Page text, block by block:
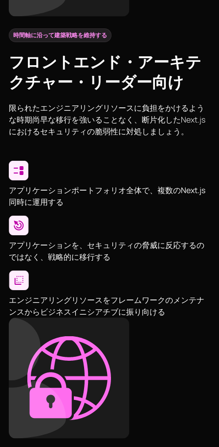
時間軸に沿って建築戦略を維持する
フロントエンド・アーキテ
クチャー・リーダー向け
限られたエンジニアリングリソースに負担をかけるよう
な時期尚早な移行を強いることなく、断片化したNext.js
におけるセキュリティの脆弱性に対処しましょう。
アプリケーションポートフォリオ全体で、複数のNext.js
同時に運用する
アプリケーションを、セキュリティの脅威に反応するの
ではなく、戦略的に移行する
エンジニアリングリソースをフレームワークのメンテナ
ンスからビジネスイニシアチブに振り向ける